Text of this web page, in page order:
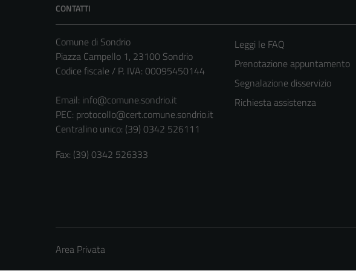
CONTATTI
Comune di Sondrio
Piazza Campello 1, 23100 Sondrio
Codice fiscale / P. IVA: 00095450144
Email: info@comune.sondrio.it
PEC: protocollo@cert.comune.sondrio.it
Centralino unico: (39) 0342 526111
Fax: (39) 0342 526333
Leggi le FAQ
Prenotazione appuntamento
Segnalazione disservizio
Richiesta assistenza
Area Privata